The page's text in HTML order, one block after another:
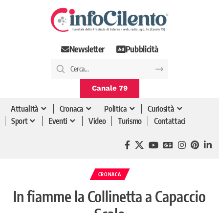
Newsletter Pubblicità
Canale 79
Attualità Cronaca Politica
Curiosità
Sport
Eventi Video Turismo Contattaci
CRONACA
In fiamme la Collinetta a Capaccio